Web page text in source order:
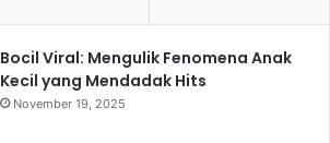
Bocil Viral: Mengulik Fenomena Anak
Kecil yang Mendadak Hits
November 19, 2025